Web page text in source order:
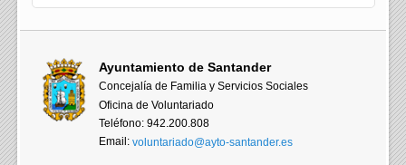
Ayuntamiento de Santander
Concejalía de Familia y Servicios Sociales
Oficina de Voluntariado
Teléfono: 942.200.808
Email:voluntariado@ayto-santander.es